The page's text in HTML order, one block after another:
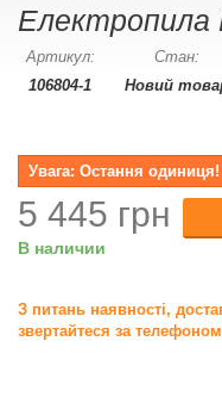
Електропила
Артикул:
106804-1
Стан:
Новий
Увага: Остання одиниця!
5 445 грн
В наличии
З питань наявності,
звертайтеся за